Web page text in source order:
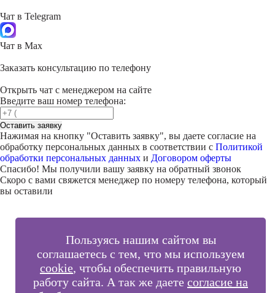
Пользуясь нашим сайтом вы
соглашаетесь с тем, что мы используем
cookie, чтобы обеспечить правильную
работу сайта. А так же даете согласие на
Чат в Telegram
Чат в Max
Заказать консультацию по телефону
Открыть чат с менеджером на сайте
Введите ваш номер телефона:
Оставить заявку
Нажимая на кнопку "Оставить заявку", вы даете согласие на
обработку персональных данных в соответствии с Политикой
обработки персональных данных и Договором оферты
Спасибо! Мы получили вашу заявку на обратный звонок
Скоро с вами свяжется менеджер по номеру телефона, который
вы оставили